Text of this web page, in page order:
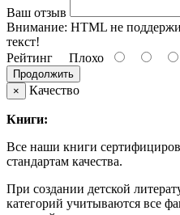
Ваш отзыв
Внимание: HTML не
текст!
Рейтинг Плохо
Продолжить
×
Качество
Книги:
Все наши книги
стандартам качества.
При создании детской
категорий учитываются все